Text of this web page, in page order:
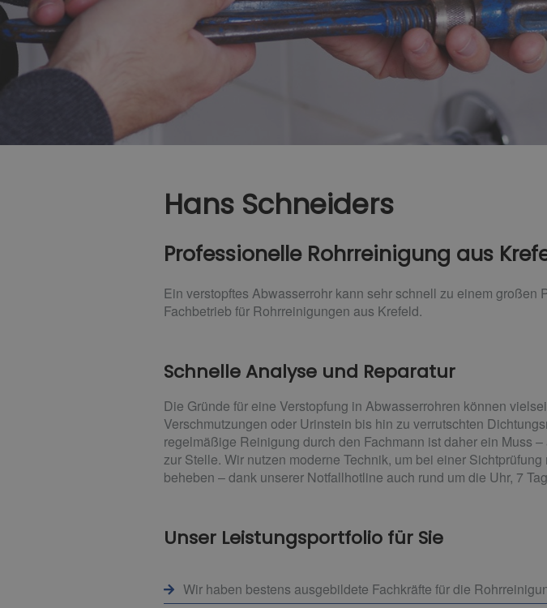
Hans Schneiders
Professionelle Rohrreinigung aus
Ein verstopftes Abwasserrohr kann sehr schnell zu einem
Fachbetrieb für Rohrreinigungen aus Krefeld.
Schnelle Analyse und Reparatur
Die Gründe für eine Verstopfung in Abwasserrohren können
Verschmutzungen oder Urinstein bis hin zu verrutschten
regelmäßige Reinigung durch den Fachmann ist daher ein Muss
zur Stelle. Wir nutzen moderne Technik, um bei einer
beheben – dank unserer Notfallhotline auch rund um die Uhr, 7
Unser Leistungsportfolio für Sie
Wir haben bestens ausgebildete Fachkräfte für die